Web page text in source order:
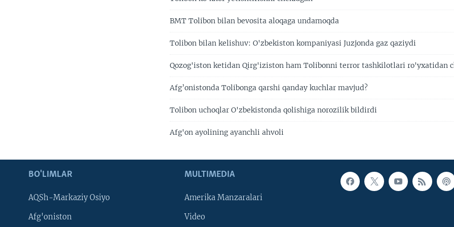
BMT Tolibon bilan bevosita aloqaga undamoqda
Tolibon bilan kelishuv: O'zbekiston kompaniyasi Juzjonda gaz qaziydi
Qozog'iston ketidan Qirg'iziston ham Tolibonni terror tashkilotlari ro'yxatidan
Afg’onistonda Tolibonga qarshi qanday kuchlar mavjud?
Tolibon uchoqlar O'zbekistonda qolishiga norozilik bildirdi
Afg'on ayolining ayanchli ahvoli
BO'LIMLAR
AQSh-Markaziy Osiyo
Afg'oniston
MULTIMEDIA
Amerika Manzaralari
Video